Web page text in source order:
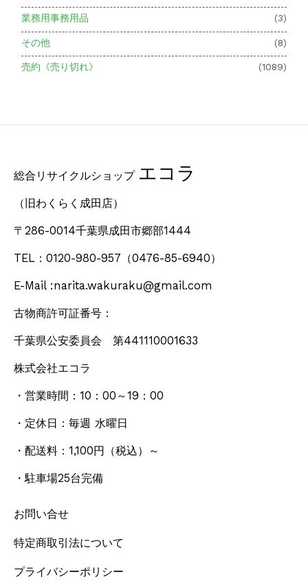
業務用事務用品 (3)
その他 (8)
売約《売り切れ》 (1089)
総合リサイクルショップ エコラ
（旧わくらく成田店）
〒286-0014千葉県成田市郷部1444
TEL：0120-980-957 （0476-85-6940）
E-Mail :narita.wakuraku@gmail.com
古物商許可証番号：
千葉県公安委員会 第441110001633
株式会社エコラ
・営業時間：10：00～19：00
・定休日：毎週 水曜日
・配送料：1,100円 （税込） ～
・駐車場25台完備
お問い合せ
特定商取引法について
プライバシーポリシー